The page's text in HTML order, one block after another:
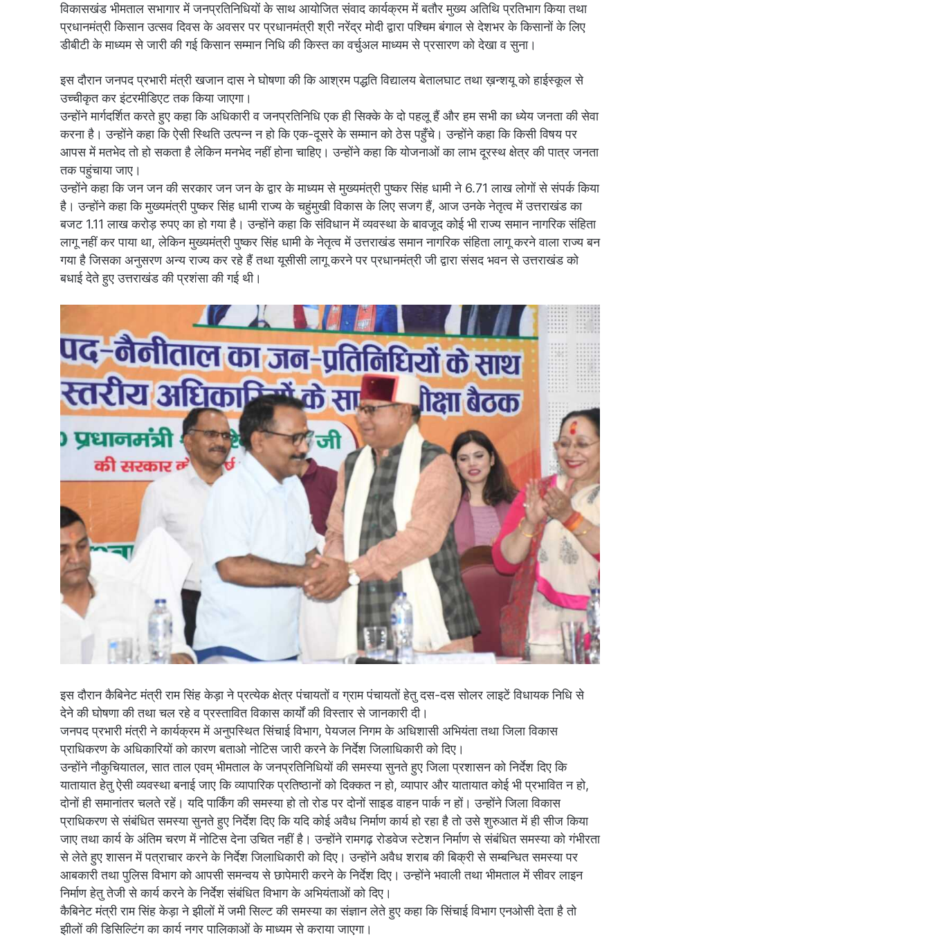
विकासखंड भीमताल सभागार में जनप्रतिनिधियों के साथ आयोजित संवाद कार्यक्रम में बतौर मुख्य अतिथि प्रतिभाग किया तथा
प्रधानमंत्री किसान उत्सव दिवस के अवसर पर प्रधानमंत्री श्री नरेंद्र मोदी द्वारा पश्चिम बंगाल से देशभर के किसानों के लिए
डीबीटी के माध्यम से जारी की गई किसान सम्मान निधि की किस्त का वर्चुअल माध्यम से प्रसारण को देखा व सुना।
इस दौरान जनपद प्रभारी मंत्री खजान दास ने घोषणा की कि आश्रम पद्धति विद्यालय बेतालघाट तथा ख़न्शयू को हाईस्कूल से
उच्चीकृत कर इंटरमीडिएट तक किया जाएगा।
उन्होंने मार्गदर्शित करते हुए कहा कि अधिकारी व जनप्रतिनिधि एक ही सिक्के के दो पहलू हैं और हम सभी का ध्येय जनता की सेवा
करना है। उन्होंने कहा कि ऐसी स्थिति उत्पन्न न हो कि एक-दूसरे के सम्मान को ठेस पहुँचे। उन्होंने कहा कि किसी विषय पर
आपस में मतभेद तो हो सकता है लेकिन मनभेद नहीं होना चाहिए। उन्होंने कहा कि योजनाओं का लाभ दूरस्थ क्षेत्र की पात्र जनता
तक पहुंचाया जाए।
उन्होंने कहा कि जन जन की सरकार जन जन के द्वार के माध्यम से मुख्यमंत्री पुष्कर सिंह धामी ने 6.71 लाख लोगों से संपर्क किया
है। उन्होंने कहा कि मुख्यमंत्री पुष्कर सिंह धामी राज्य के चहुंमुखी विकास के लिए सजग हैं, आज उनके नेतृत्व में उत्तराखंड का
बजट 1.11 लाख करोड़ रुपए का हो गया है। उन्होंने कहा कि संविधान में व्यवस्था के बावजूद कोई भी राज्य समान नागरिक संहिता
लागू नहीं कर पाया था, लेकिन मुख्यमंत्री पुष्कर सिंह धामी के नेतृत्व में उत्तराखंड समान नागरिक संहिता लागू करने वाला राज्य बन
गया है जिसका अनुसरण अन्य राज्य कर रहे हैं तथा यूसीसी लागू करने पर प्रधानमंत्री जी द्वारा संसद भवन से उत्तराखंड को
बधाई देते हुए उत्तराखंड की प्रशंसा की गई थी।
इस दौरान कैबिनेट मंत्री राम सिंह केड़ा ने प्रत्येक क्षेत्र पंचायतों व ग्राम पंचायतों हेतु दस-दस सोलर लाइटें विधायक निधि से
देने की घोषणा की तथा चल रहे व प्रस्तावित विकास कार्यों की विस्तार से जानकारी दी।
जनपद प्रभारी मंत्री ने कार्यक्रम में अनुपस्थित सिंचाई विभाग, पेयजल निगम के अधिशासी अभियंता तथा जिला विकास
प्राधिकरण के अधिकारियों को कारण बताओ नोटिस जारी करने के निर्देश जिलाधिकारी को दिए।
उन्होंने नौकुचियातल, सात ताल एवम् भीमताल के जनप्रतिनिधियों की समस्या सुनते हुए जिला प्रशासन को निर्देश दिए कि
यातायात हेतु ऐसी व्यवस्था बनाई जाए कि व्यापारिक प्रतिष्ठानों को दिक्कत न हो, व्यापार और यातायात कोई भी प्रभावित न हो,
दोनों ही समानांतर चलते रहें। यदि पार्किंग की समस्या हो तो रोड पर दोनों साइड वाहन पार्क न हों। उन्होंने जिला विकास
प्राधिकरण से संबंधित समस्या सुनते हुए निर्देश दिए कि यदि कोई अवैध निर्माण कार्य हो रहा है तो उसे शुरुआत में ही सीज किया
जाए तथा कार्य के अंतिम चरण में नोटिस देना उचित नहीं है। उन्होंने रामगढ़ रोडवेज स्टेशन निर्माण से संबंधित समस्या को गंभीरता
से लेते हुए शासन में पत्राचार करने के निर्देश जिलाधिकारी को दिए। उन्होंने अवैध शराब की बिक्री से सम्बन्धित समस्या पर
आबकारी तथा पुलिस विभाग को आपसी समन्वय से छापेमारी करने के निर्देश दिए। उन्होंने भवाली तथा भीमताल में सीवर लाइन
निर्माण हेतु तेजी से कार्य करने के निर्देश संबंधित विभाग के अभियंताओं को दिए।
कैबिनेट मंत्री राम सिंह केड़ा ने झीलों में जमी सिल्ट की समस्या का संज्ञान लेते हुए कहा कि सिंचाई विभाग एनओसी देता है तो
झीलों की डिसिल्टिंग का कार्य नगर पालिकाओं के माध्यम से कराया जाएगा।